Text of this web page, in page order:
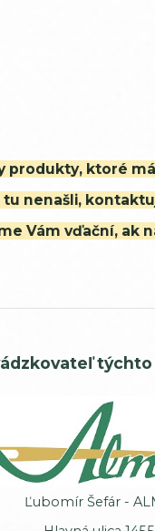
produkty, ktoré
nenašli,
Vám vďační, ak
Ľubomír Šefár -